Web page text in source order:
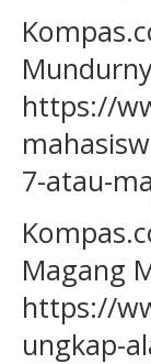
https://
7-atau-
Magang
https://
ungkap-